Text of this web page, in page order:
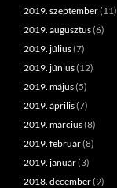
2019. szeptember(11)
2019. augusztus(6)
2019. július(7)
2019. június(12)
2019. május(5)
2019. április(7)
2019. március(8)
2019. február(8)
2019. január(3)
2018. december(9)